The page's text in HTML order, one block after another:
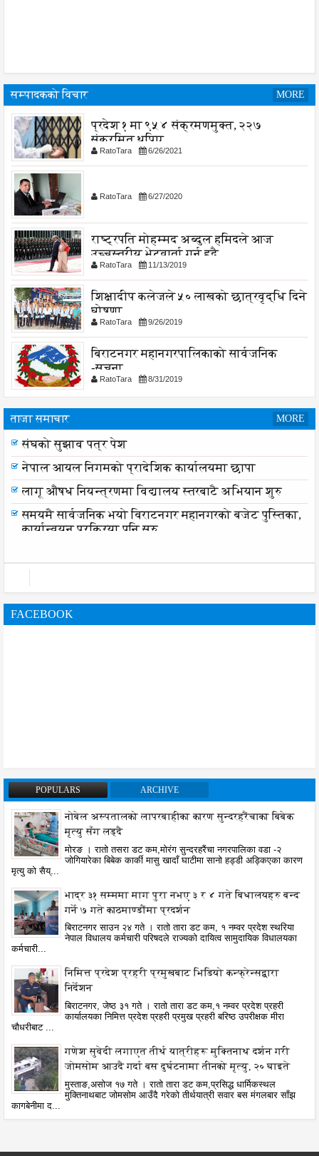
सम्पादकको विचार MORE
प्रदेश १ मा ९५४ संक्रमणमुक्त, २२७
संक्रमित थपिए
RatoTara 6/26/2021
RatoTara 6/27/2020
राष्ट्रपति मोहम्मद अब्दुल हमिदले आज
उच्चस्तरीय भेटवार्ता गर्नु हुदै,
RatoTara 11/13/2019
शिक्षादीप कलेजले ५० लाखको छात्रवृद्धि दिने
घोषणा
RatoTara 9/26/2019
बिराटनगर महानगरपालिकाको सार्वजनिक
-सुचना
RatoTara 8/31/2019
ताजा समाचार MORE
संघको सुझाव पत्र पेश
नेपाल आयल निगमको प्रादेशिक कार्यालयमा छापा
लागू औषध नियन्त्रणमा विद्यालय स्तरबाटै अभियान शुरु
समयमै सार्वजनिक भयो विराटनगर महानगरको बजेट पुस्तिका,
कार्यान्वयन प्रक्रिया पनि सुरु
FACEBOOK
POPULARS ARCHIVE
नोबेल अस्पतालको लापरबाहीका कारण सुन्दरहरैंचाका बिबेक
मृत्यु सँग लड्दै
मोरङ । रातो तसरा डट कम,मोरंग सुन्दरहरैंचा नगरपालिका वडा -२
जोगियारेका बिबेक कार्की मासु खादाँ घाटीमा सानो हड्डी अड्किएका कारण
मृत्यु को सैय्...
भाद्र ३१ सम्ममा माग पुरा नभए ३ र ४ गते बिधालयहरु बन्द
गर्ने ७ गते काठमाण्डौंमा प्रदर्शन
बिराटनगर साउन २४ गते । रातो तारा डट कम, १ नम्वर प्रदेश स्थरिया
नेपाल विधालय कर्मचारी परिषदले राज्यको दायित्व सामुदायिक विधालयका
कर्मचारी...
निमित्त प्रदेश प्रहरी प्रमुखबाट भिडियो कन्फ्रेन्सद्वारा
निर्देशन
बिराटनगर, जेष्ठ ३१ गते । रातो तारा डट कम,१ नम्वर प्रदेश प्रहरी
कार्यालयका निमित्त प्रदेश प्रहरी प्रमुख प्रहरी बरिष्ठ उपरीक्षक मीरा
चौधरीबाट ...
गणेश सुवेदी लगाएत तीर्थ यात्रीहरू मुक्तिनाथ दर्शन गरी
जोमसोम आउदै गर्दा बस दुर्घटनामा तीनको मृत्यु, २० घाइते
मुस्ताङ,असोज १७ गते । रातो तारा डट कम,प्रसिद्ध धार्मिकस्थल
मुक्तिनाथबाट जोमसोम आउँदै गरेको तीर्थयात्री सवार बस मंगलबार साँझ
कागबेनीमा द...